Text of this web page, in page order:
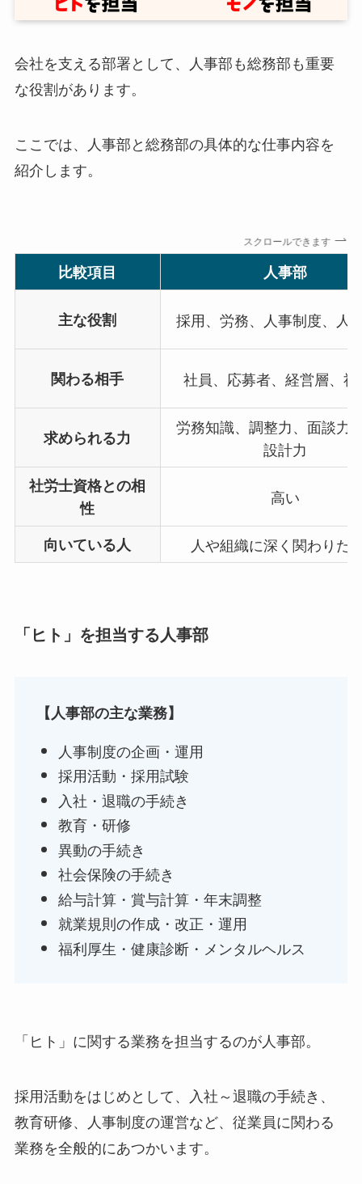
会社を支える部署として、人事部も総務部も重要
な役割があります。
ここでは、人事部と総務部の具体的な仕事内容を
紹介します。
スクロールできます
比較項目 人事部
主な役割 採用、労務、人事制度、人
関わる相手 社員、応募者、経営層、
求められる力
労務知識、調整力、面談力
設計力
社労士資格との相
性
高い
向いている人 人や組織に深く関わりた
「ヒト」を担当する人事部
【人事部の主な業務】
人事制度の企画・運用
採用活動・採用試験
入社・退職の手続き
教育・研修
異動の手続き
社会保険の手続き
給与計算・賞与計算・年末調整
就業規則の作成・改正・運用
福利厚生・健康診断・メンタルヘルス
「ヒト」に関する業務を担当するのが人事部。
採用活動をはじめとして、入社～退職の手続き、
教育研修、人事制度の運営など、従業員に関わる
業務を全般的にあつかいます。